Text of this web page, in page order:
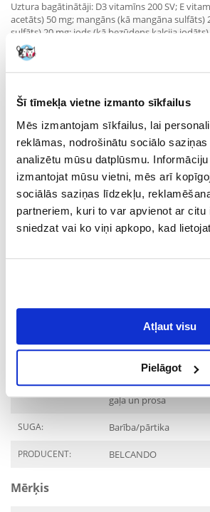
Šī tīmekļa vietne izmanto sīkfailus
Mēs izmantojam sīkfailus, lai
reklāmas, nodrošinātu sociālo
analizētu mūsu datplūsmu.
izmantojat mūsu vietni, mēs arī
sociālās saziņas līdzekļu,
partneriem, kuri to var apvienot ar
sniedzat vai ko viņi apkopo, kad
Atļaut visu
Pielāgot
Uztura bagātinātāji: D3 vitamīns 200 SV; E
acetāts) 50 mg; mangāns (kā mangāna sulfāts)
sulfāts) 20 mg; jods (kā bezūdens kalcija jodāts)
Analītiskās sastāvdaļas:
šķiedrvielas 0,4 %; mitruma saturs 78,0 %.
Barošanas ieteikumi:
Ņemiet vērā pārejas periodu un pielāgojiet
atbilstoši mājdzīvnieka vajadzībām.
Produkts jābaro istabas temperatūrā.
ledusskapī līdz 2 dienām.
(KG):
IZMĒRS:
BELCANDO Super
Premium Vistas gaļa,
gaļa un prosa
SUGA: Barība/pārtika
PRODUCENT: BELCANDO
Mērķis